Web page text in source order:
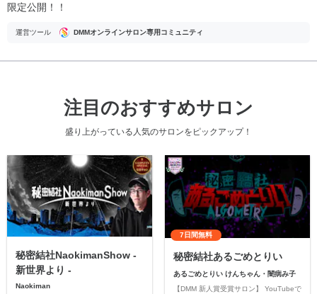
限定公開！！
運営ツール DMMオンラインサロン専用コミュニティ
注目のおすすめサロン
盛り上がっている人気のサロンをピックアップ！
秘密結社NaokimanShow -
新世界より -
Naokiman
7日間無料
秘密結社あるごめとりい
あるごめとりい けんちゃん・闇病み子
【DMM 新人賞受賞サロン】 YouTubeで